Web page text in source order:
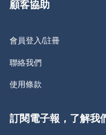
顧客協助
會員登入/註冊
聯絡我們
使用條款
訂閱電子報，了解我